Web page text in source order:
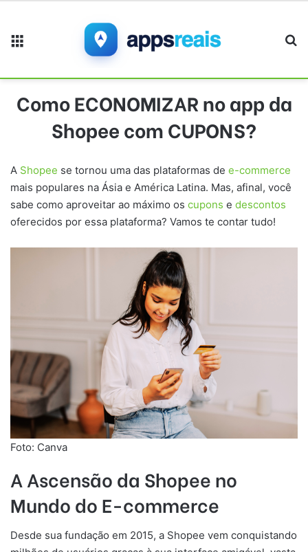
Como ECONOMIZAR no app da
Shopee com CUPONS?
A Shopee se tornou uma das plataformas de e-commerce
mais populares na Ásia e América Latina. Mas, afinal, você
sabe como aproveitar ao máximo os cupons e descontos
oferecidos por essa plataforma? Vamos te contar tudo!
Foto: Canva
A Ascensão da Shopee no
Mundo do E-commerce
Desde sua fundação em 2015, a Shopee vem conquistando